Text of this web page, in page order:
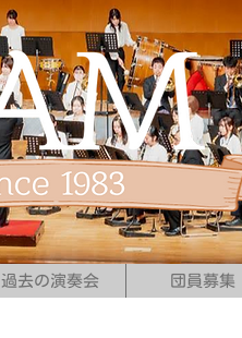
過去の演奏会 団員募集